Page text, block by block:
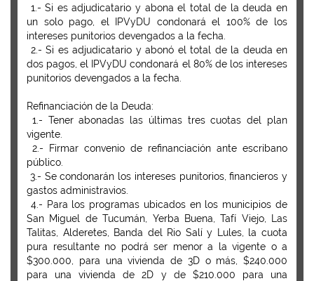
1.- Si es adjudicatario y abona el total de la deuda en
un solo pago, el IPVyDU condonará el 100% de los
intereses punitorios devengados a la fecha.
2.- Si es adjudicatario y abonó el total de la deuda en
dos pagos, el IPVyDU condonará el 80% de los intereses
punitorios devengados a la fecha.
Refinanciación de la Deuda:
1.- Tener abonadas las últimas tres cuotas del plan
vigente.
2.- Firmar convenio de refinanciación ante escribano
público.
3.- Se condonarán los intereses punitorios, financieros y
gastos administravios.
4.- Para los programas ubicados en los municipios de
San Miguel de Tucumán, Yerba Buena, Tafí Viejo, Las
Talitas, Alderetes, Banda del Rio Salí y Lules, la cuota
pura resultante no podrá ser menor a la vigente o a
$300.000, para una vivienda de 3D o más, $240.000
para una vivienda de 2D y de $210.000 para una